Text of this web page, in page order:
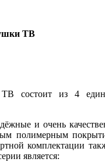
ТВ
ТВ состоит из 4
и очень
полимерным
комплектации
является: